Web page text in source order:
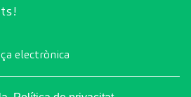
electrònica